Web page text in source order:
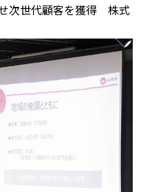
次世代顧客を獲得 株式